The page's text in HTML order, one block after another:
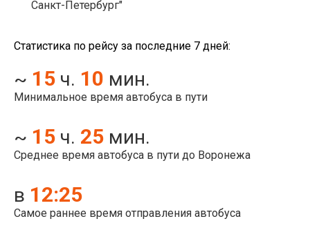
Санкт-Петербург"
Статистика по рейсу за последние 7 дней:
~ 15 ч. 10 мин.
Минимальное время автобуса в пути
~ 15 ч. 25 мин.
Среднее время автобуса в пути до Воронежа
в 12:25
Самое раннее время отправления автобуса